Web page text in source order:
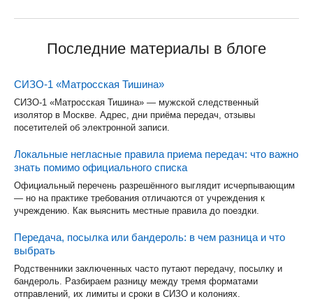
Последние материалы в блоге
СИЗО-1 «Матросская Тишина»
СИЗО-1 «Матросская Тишина» — мужской следственный
изолятор в Москве. Адрес, дни приёма передач, отзывы
посетителей об электронной записи.
Локальные негласные правила приема передач: что важно
знать помимо официального списка
Официальный перечень разрешённого выглядит исчерпывающим
— но на практике требования отличаются от учреждения к
учреждению. Как выяснить местные правила до поездки.
Передача, посылка или бандероль: в чем разница и что
выбрать
Родственники заключенных часто путают передачу, посылку и
бандероль. Разбираем разницу между тремя форматами
отправлений, их лимиты и сроки в СИЗО и колониях.